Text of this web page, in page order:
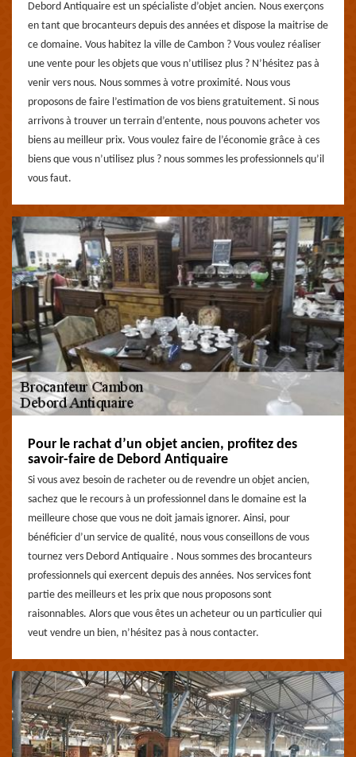
Debord Antiquaire est un spécialiste d’objet ancien. Nous exerçons
en tant que brocanteurs depuis des années et dispose la maitrise de
ce domaine. Vous habitez la ville de Cambon ? Vous voulez réaliser
une vente pour les objets que vous n’utilisez plus ? N’hésitez pas à
venir vers nous. Nous sommes à votre proximité. Nous vous
proposons de faire l’estimation de vos biens gratuitement. Si nous
arrivons à trouver un terrain d’entente, nous pouvons acheter vos
biens au meilleur prix. Vous voulez faire de l’économie grâce à ces
biens que vous n’utilisez plus ? nous sommes les professionnels qu’il
vous faut.
Pour le rachat d’un objet ancien, profitez des
savoir-faire de Debord Antiquaire
Si vous avez besoin de racheter ou de revendre un objet ancien,
sachez que le recours à un professionnel dans le domaine est la
meilleure chose que vous ne doit jamais ignorer. Ainsi, pour
bénéficier d’un service de qualité, nous vous conseillons de vous
tournez vers Debord Antiquaire . Nous sommes des brocanteurs
professionnels qui exercent depuis des années. Nos services font
partie des meilleurs et les prix que nous proposons sont
raisonnables. Alors que vous êtes un acheteur ou un particulier qui
veut vendre un bien, n’hésitez pas à nous contacter.